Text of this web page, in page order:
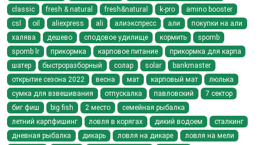
classic
fresh & natural fresh&natural k-pro
amino booster
csl
oil aliexpress ali алиэкспресс али
покупки на али
халява
дешево сподовое удилище кормить
spomb
spomb lr
прикормка карповое питание
прикормка для карпа
шатер
быстроразборный солар solar
bankmaster
открытие сезона 2022
весна мат карповый мат
люлька
сумка для взвешивания
отпускалка павловский
7 сектор
биг фиш
big fish 2 место
семейная рыбалка
летний карпфишинг
ловля в корягах дикий водоем
сталкинг
дневная рыбалка
дикарь ловля на дикаре
ловля на мели